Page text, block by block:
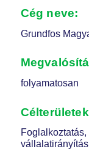
Cég neve:
Grundfos
folyamatosan